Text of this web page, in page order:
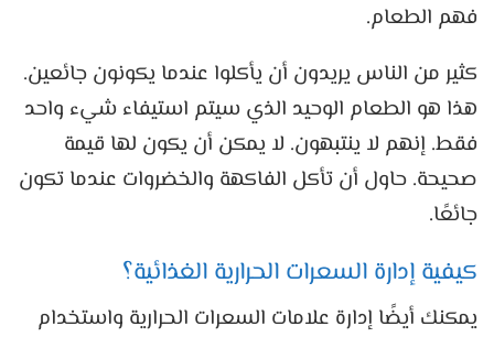
فهم الطعام.
كثير من الناس يريدون أن يأكلوا عندما يكونون جائعين.
هذا هو الطعام الوحيد الذي سيتم استيفاء شيء واحد
فقط. إنهم لا ينتبهون. لا يمكن أن يكون لها قيمة
صحيحة. حاول أن تأكل الفاكهة والخضروات عندما تكون
جائعًا.
كيفية إدارة السعرات الحرارية الغذائية؟
يمكنك أيضًا إدارة علامات السعرات الحرارية واستخدام